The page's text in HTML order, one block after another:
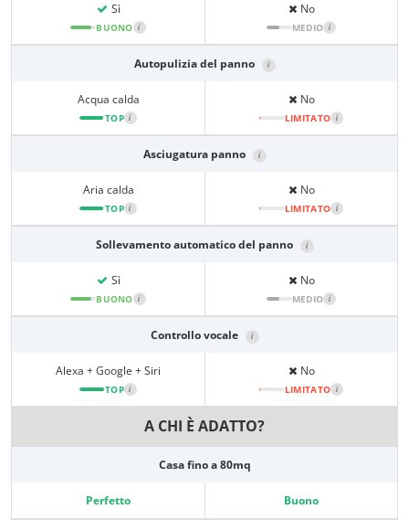
Sì
BUONO i
No
MEDIO i
Autopulizia del panno i
Acqua calda
TOP i
No
LIMITATO i
Asciugatura panno i
Aria calda
TOP i
No
LIMITATO i
Sollevamento automatico del panno i
Sì
BUONO i
No
MEDIO i
Controllo vocale i
Alexa + Google + Siri
TOP i
No
LIMITATO i
A CHI È ADATTO?
Casa fino a 80mq
Perfetto Buono